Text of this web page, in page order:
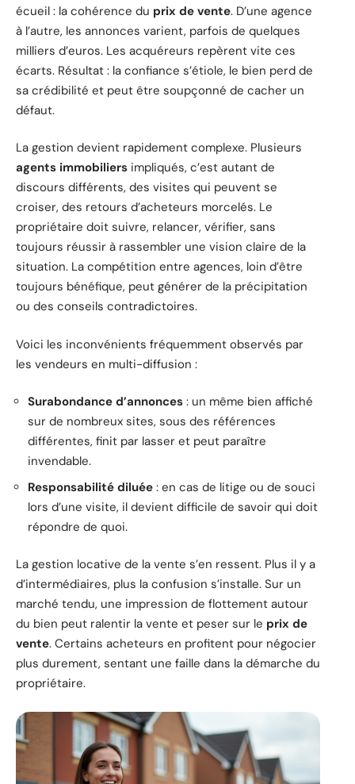
écueil : la cohérence du prix de vente. D’une agence
à l’autre, les annonces varient, parfois de quelques
milliers d’euros. Les acquéreurs repèrent vite ces
écarts. Résultat : la confiance s’étiole, le bien perd de
sa crédibilité et peut être soupçonné de cacher un
défaut.
La gestion devient rapidement complexe. Plusieurs
agents immobiliers impliqués, c’est autant de
discours différents, des visites qui peuvent se
croiser, des retours d’acheteurs morcelés. Le
propriétaire doit suivre, relancer, vérifier, sans
toujours réussir à rassembler une vision claire de la
situation. La compétition entre agences, loin d’être
toujours bénéfique, peut générer de la précipitation
ou des conseils contradictoires.
Voici les inconvénients fréquemment observés par
les vendeurs en multi-diffusion :
Surabondance d’annonces : un même bien affiché
sur de nombreux sites, sous des références
différentes, finit par lasser et peut paraître
invendable.
Responsabilité diluée : en cas de litige ou de souci
lors d’une visite, il devient difficile de savoir qui doit
répondre de quoi.
La gestion locative de la vente s’en ressent. Plus il y a
d’intermédiaires, plus la confusion s’installe. Sur un
marché tendu, une impression de flottement autour
du bien peut ralentir la vente et peser sur le prix de
vente. Certains acheteurs en profitent pour négocier
plus durement, sentant une faille dans la démarche du
propriétaire.